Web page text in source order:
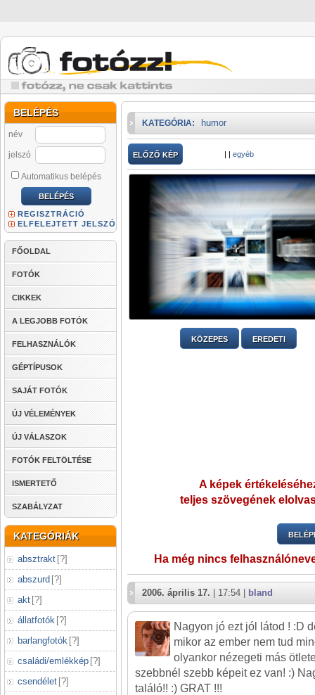
BELÉPÉS
név
jelszó
Automatikus belépés
REGISZTRÁCIÓ
ELFELEJTETT JELSZÓ
FŐOLDAL
FOTÓK
CIKKEK
A LEGJOBB FOTÓK
FELHASZNÁLÓK
GÉPTÍPUSOK
SAJÁT FOTÓK
ÚJ VÉLEMÉNYEK
ÚJ VÁLASZOK
FOTÓK FELTÖLTÉSE
ISMERTETŐ
SZABÁLYZAT
KATEGÓRIÁK
absztrakt [?]
abszurd [?]
akt [?]
állatfotók [?]
barlangfotók [?]
családi/emlékkép [?]
csendélet [?]
KATEGÓRIA: humor
ELŐZŐ KÉP | | egyéb
KÖZEPES EREDETI
A képek
teljes szövegének
Ha még nincs
2006. április 17. | 17:54 | bland
Nagyon jó ezt jól látod ! :D
mikor az ember nem tud
olyankor nézegeti más
szebbnél szebb képeit ez van! :)
találó!! :) GRAT !!!